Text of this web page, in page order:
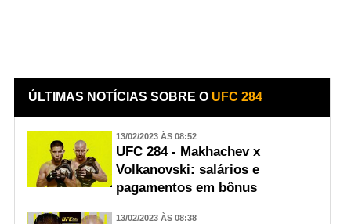
ÚLTIMAS NOTÍCIAS SOBRE O UFC 284
13/02/2023 ÀS 08:52
UFC 284 - Makhachev x
Volkanovski: salários e
pagamentos em bônus
13/02/2023 ÀS 08:38